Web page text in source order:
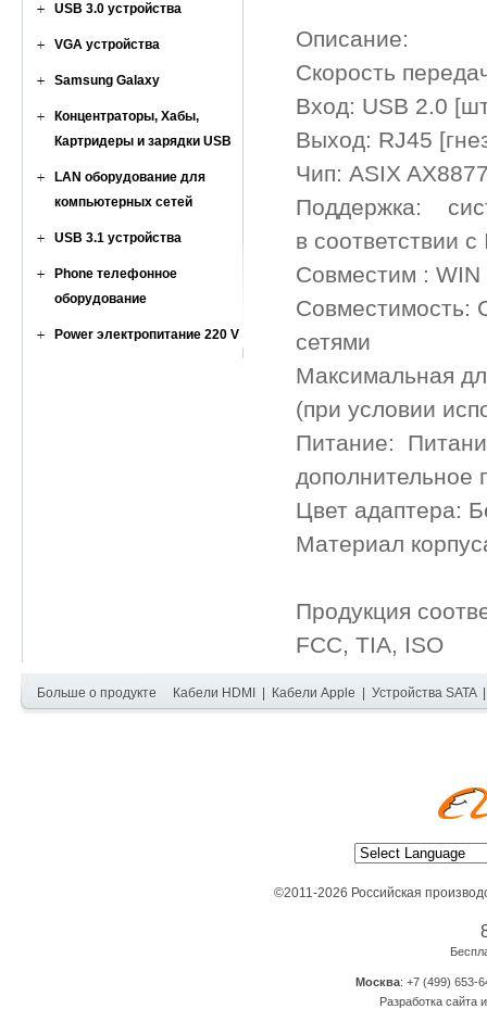
USB 3.0 устройства
VGA устройства
Samsung Galaxy
Концентраторы, Хабы,
Картридеры и зарядки USB
LAN оборудование для
компьютерных сетей
USB 3.1 устройства
Phone телефонное
оборудование
Power электропитание 220 V
Описание:
Скорость
Вход: USB 2.0
Выход: RJ45
Чип: ASIX
в соответствии
Совместим : WIN
Совместимость:
сетями
Максимальная
(при условии
Питание:
дополнительное
Цвет адаптера:
Материал
Продукция
FCC, TIA, ISO
Больше о продукте Кабели HDMI Кабели Apple Устройства SATA
©2011-2026 Российская
Москва: +7 (499) 653-
Разработка сайта